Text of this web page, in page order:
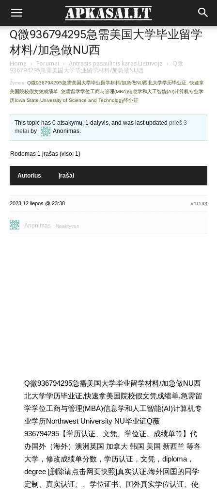
Q微936794295急需美国大学毕业留学
材料/加急做NU西
Home › Forumai › Antrasis pasaulinis karas Lietuvoje › Q微
936794295急需美国大学毕业留学材料/加急做NU西
Žymos: Q微936794295急需美国大学毕业留学材料/加急做NU西北大学学历毕业证 快速拿
美国院校假文凭成绩单 急需留学学位工商与管理(MBA)信息学和人工智能(AI)计算机专业学
历Iowa State University of Science and Technology毕业证
This topic has 0 atsakymų, 1 dalyvis, and was last updatedprieš 3
metai by Anonimas.
Rodomas 1 įrašas (viso: 1)
Autorius Įrašai
2023 12 liepos @ 23:38 #11133
Anonimas Neaktyvus
Q微936794295急需美国大学毕业留学材料/加急做NU西
北大学学历毕业证,快速拿美国院校假文凭成绩单,急需留
学学位工商与管理(MBA)信息学和人工智能(AI)计算机专
业学历Northwest University NU毕业证Q薇
936794295【学历认证、文凭、学位证、成绩单等】代
办国外（海外）澳洲英国 加拿大 韩国 美国 新西兰 等各
大学，修改成绩单分数，学历认证，文凭，diploma，
degree [删除请点击网页快照]真实认证.海外回囯的同学
定制、真实认证、、学位证书、囯外真实学位认证、使